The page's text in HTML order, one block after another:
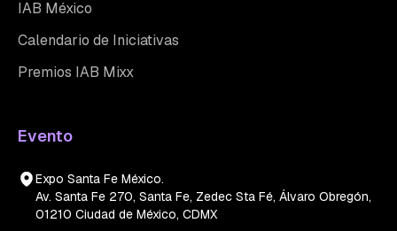
IAB México
Calendario de Iniciativas
Premios IAB Mixx
Evento
Expo Santa Fe México.
Av. Santa Fe 270, Santa Fe, Zedec Sta Fé, Álvaro Obregón,
01210 Ciudad de México, CDMX